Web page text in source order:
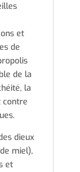
et
de
de la
la
contre
dieux
miel),
et